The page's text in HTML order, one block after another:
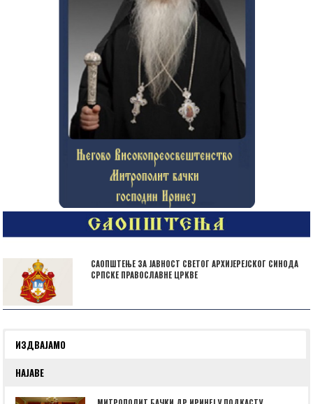
САОПШТЕЊЕ ЗА ЈАВНОСТ СВЕТОГ АРХИЈЕРЕЈСКОГ СИНОДА
СРПСКЕ ПРАВОСЛАВНЕ ЦРКВЕ
ИЗДВАЈАМО
НАЈАВЕ